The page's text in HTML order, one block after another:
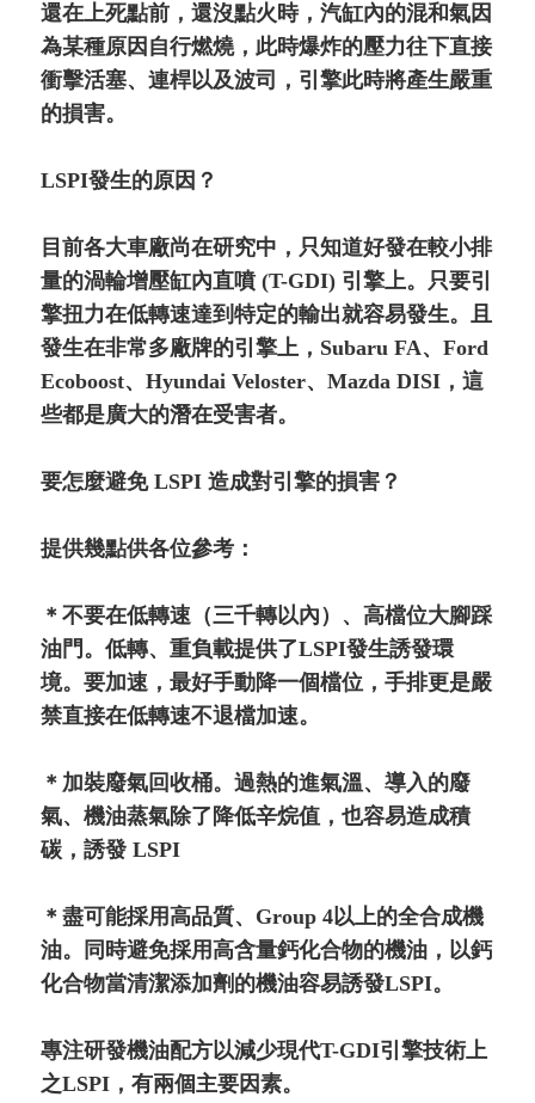
還在上死點前，還沒點火時，汽缸內的混和氣因
為某種原因自行燃燒，此時爆炸的壓力往下直接
衝擊活塞、連桿以及波司，引擎此時將產生嚴重
的損害。
LSPI發生的原因？
目前各大車廠尚在研究中，只知道好發在較小排
量的渦輪增壓缸內直噴 (T-GDI) 引擎上。只要引
擎扭力在低轉速達到特定的輸出就容易發生。且
發生在非常多廠牌的引擎上，Subaru FA、Ford
Ecoboost、Hyundai Veloster、Mazda DISI，這
些都是廣大的潛在受害者。
要怎麼避免 LSPI 造成對引擎的損害？
提供幾點供各位參考：
＊不要在低轉速（三千轉以內）、高檔位大腳踩
油門。低轉、重負載提供了LSPI發生誘發環
境。要加速，最好手動降一個檔位，手排更是嚴
禁直接在低轉速不退檔加速。
＊加裝廢氣回收桶。過熱的進氣溫、導入的廢
氣、機油蒸氣除了降低辛烷值，也容易造成積
碳，誘發 LSPI
＊盡可能採用高品質、Group 4以上的全合成機
油。同時避免採用高含量鈣化合物的機油，以鈣
化合物當清潔添加劑的機油容易誘發LSPI。
專注研發機油配方以減少現代T-GDI引擎技術上
之LSPI，有兩個主要因素。